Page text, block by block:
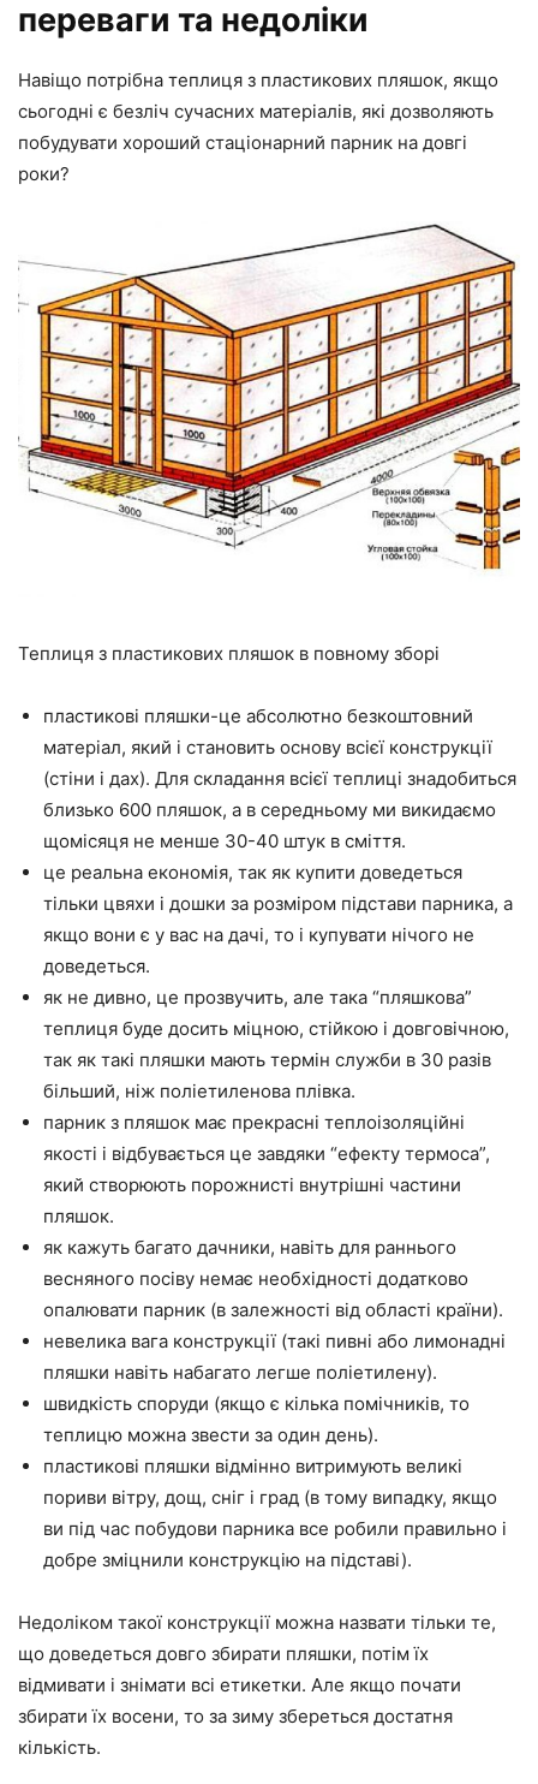
переваги та недоліки
Навіщо потрібна теплиця з пластикових пляшок, якщо
сьогодні є безліч сучасних матеріалів, які дозволяють
побудувати хороший стаціонарний парник на довгі
роки?
Теплиця з пластикових пляшок в повному зборі
пластикові пляшки-це абсолютно безкоштовний
матеріал, який і становить основу всієї конструкції
(стіни і дах). Для складання всієї теплиці знадобиться
близько 600 пляшок, а в середньому ми викидаємо
щомісяця не менше 30-40 штук в сміття.
це реальна економія, так як купити доведеться
тільки цвяхи і дошки за розміром підстави парника, а
якщо вони є у вас на дачі, то і купувати нічого не
доведеться.
як не дивно, це прозвучить, але така “пляшкова”
теплиця буде досить міцною, стійкою і довговічною,
так як такі пляшки мають термін служби в 30 разів
більший, ніж поліетиленова плівка.
парник з пляшок має прекрасні теплоізоляційні
якості і відбувається це завдяки “ефекту термоса”,
який створюють порожнисті внутрішні частини
пляшок.
як кажуть багато дачники, навіть для раннього
весняного посіву немає необхідності додатково
опалювати парник (в залежності від області країни).
невелика вага конструкції (такі пивні або лимонадні
пляшки навіть набагато легше поліетилену).
швидкість споруди (якщо є кілька помічників, то
теплицю можна звести за один день).
пластикові пляшки відмінно витримують великі
пориви вітру, дощ, сніг і град (в тому випадку, якщо
ви під час побудови парника все робили правильно і
добре зміцнили конструкцію на підставі).
Недоліком такої конструкції можна назвати тільки те,
що доведеться довго збирати пляшки, потім їх
відмивати і знімати всі етикетки. Але якщо почати
збирати їх восени, то за зиму збереться достатня
кількість.